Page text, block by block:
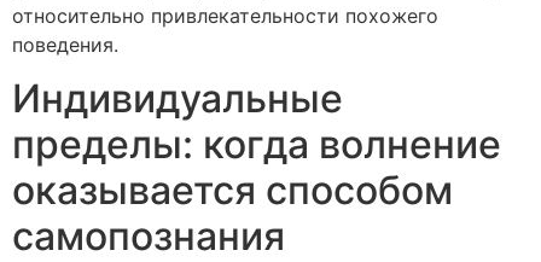
относительно привлекательности похожего
поведения.
Индивидуальные
пределы: когда волнение
оказывается способом
самопознания